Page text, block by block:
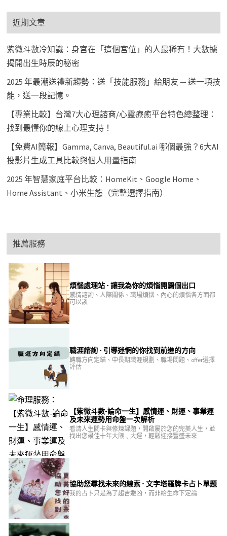
近期文章
紫微斗數冷知識：身宮在「這個宮位」的人最稀有！大數據
揭開出生時辰的秘密
2025 年最潮送禮新趨勢：送「技能服務」給朋友 — 送一項技
能，送一段記憶。
【專業比較】台灣7大心理諮商/心靈療癒平台特色總整理：
找到最懂你的線上心理支持！
【免費AI簡報】Gamma, Canva, Beautiful.ai 哪個最強？6大AI
投影片生成工具比較與個人用量指南
2025 年智慧家庭平台比較：HomeKit、Google Home、
Home Assistant、小米生態（完整選擇指南）
推薦服務
煩惱處理站 - 讓我為你的煩惱開闢個出口
感情諮詢、人際關係、職場煩惱、內心的煩惱各方面都
可以談
職涯諮詢 - 引導迷惘的你找到前進的方向
轉職方向定錨、中長期職涯規劃、職場問題、offer選擇
評估
【紫微斗數-論命一生】感情運、財運、事業運
及未來運勢用命盤一次解析
看清人生關卡與修煉課題，開啟屬於您的完美人生，並
找出您最佳十年大限﹑大運，輕鬆迎接豐盛未來
協助您尋找未來的線索 - 文字塔羅牌卡占卜單題
我的占卜只是為了趨吉避凶，而非給生命下定論